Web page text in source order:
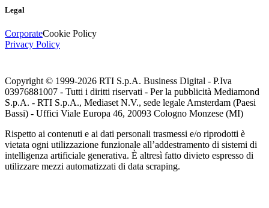
Legal
CorporateCookie Policy
Privacy Policy
Copyright © 1999-2026 RTI S.p.A. Business Digital - P.Iva
03976881007 - Tutti i diritti riservati - Per la pubblicità Mediamond
S.p.A. - RTI S.p.A., Mediaset N.V., sede legale Amsterdam (Paesi
Bassi) - Uffici Viale Europa 46, 20093 Cologno Monzese (MI)
Rispetto ai contenuti e ai dati personali trasmessi e/o riprodotti è
vietata ogni utilizzazione funzionale all’addestramento di sistemi di
intelligenza artificiale generativa. È altresì fatto divieto espresso di
utilizzare mezzi automatizzati di data scraping.